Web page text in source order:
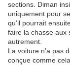
sections. Diman
uniquement pour
qu’il pourrait
faire la chasse aux
autrement.
La voiture n’a pas
conçue comme